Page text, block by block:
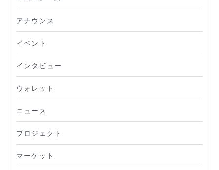
アナウンス
イベント
インタビュー
ウォレット
ニュース
プロジェクト
マーケット